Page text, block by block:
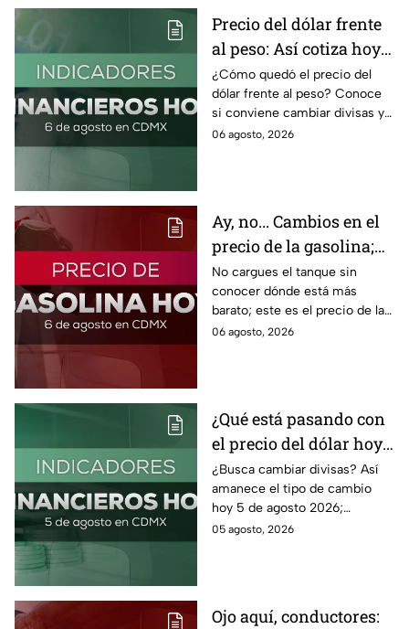
Precio del dólar frente
al peso: Así cotiza hoy 6
de agosto 2026
¿Cómo quedó el precio del
dólar frente al peso? Conoce
si conviene cambiar divisas y
cómo el flujo en el estrecho de
06 agosto, 2026
Ay, no... Cambios en el
precio de la gasolina;
así quedó HOY
No cargues el tanque sin
conocer dónde está más
barato; este es el precio de la
gasolina para hoy jueves 6 de
06 agosto, 2026
¿Qué está pasando con
el precio del dólar hoy
miércoles 5 de agosto
2026?
¿Busca cambiar divisas? Así
amanece el tipo de cambio
hoy 5 de agosto 2026;
consulta el precio del dólar
05 agosto, 2026
Ojo aquí, conductores: